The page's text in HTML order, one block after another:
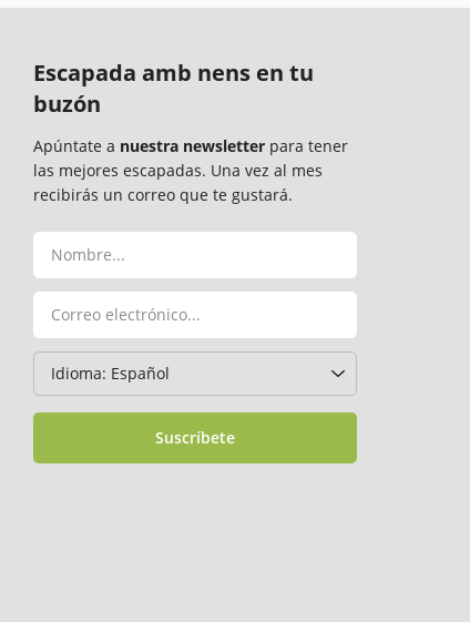
Escapada amb nens en tu
buzón
Apúntate a nuestra newsletter para tener
las mejores escapadas. Una vez al mes
recibirás un correo que te gustará.
Suscríbete